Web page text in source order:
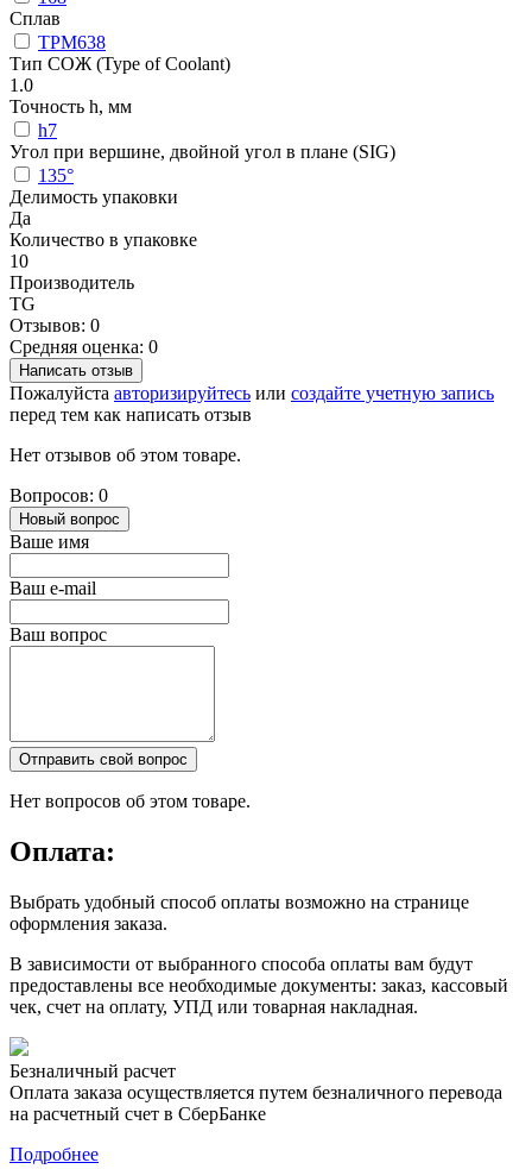
Сплав
TPM638
Тип СОЖ (Type of Coolant)
1.0
Точность h, мм
h7
Угол при вершине, двойной угол в плане (SIG)
135°
Делимость упаковки
Да
Количество в упаковке
10
Производитель
TG
Отзывов: 0
Средняя оценка: 0
Написать отзыв
Пожалуйста авторизируйтесь или создайте учетную запись
перед тем как написать отзыв
Нет отзывов об этом товаре.
Вопросов: 0
Новый вопрос
Ваше имя
Ваш e-mail
Ваш вопрос
Отправить свой вопрос
Нет вопросов об этом товаре.
Оплата:
Выбрать удобный способ оплаты возможно на странице
оформления заказа.
В зависимости от выбранного способа оплаты вам будут
предоставлены все необходимые документы: заказ, кассовый
чек, счет на оплату, УПД или товарная накладная.
Безналичный расчет
Оплата заказа осуществляется путем безналичного перевода
на расчетный счет в СберБанке
Подробнее